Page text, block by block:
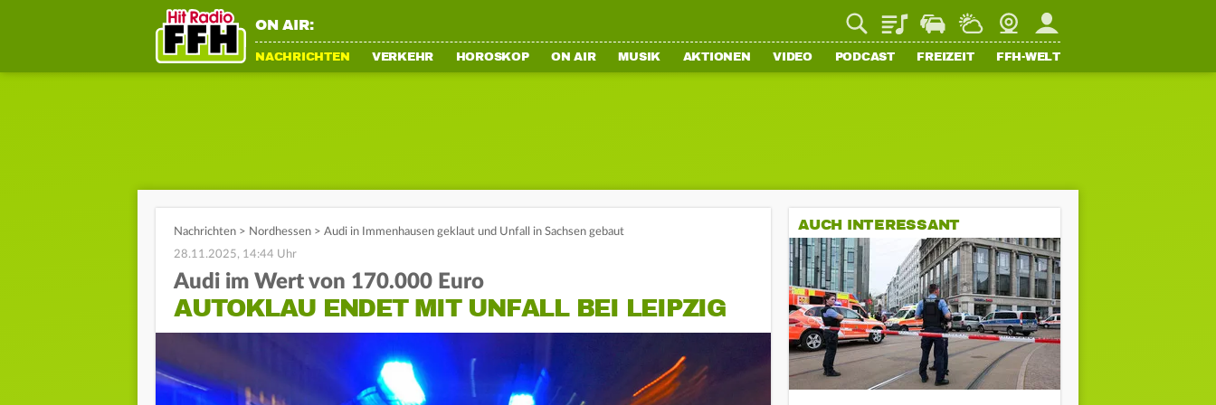
ON AIR: PlaylistStaupilotWetterWebcamMein FFH
NACHRICHTEN VERKEHR HOROSKOP ON AIR MUSIK AKTIONEN VIDEO PODCAST FREIZEIT FFH-WELT
Nachrichten > Nordhessen > Audi in Immenhausen geklaut und Unfall in Sachsen gebaut
28.11.2025, 14:44 Uhr
Audi im Wert von 170.000 Euro
AUTOKLAU ENDET MIT UNFALL BEI LEIPZIG
AUCH INTERESSANT